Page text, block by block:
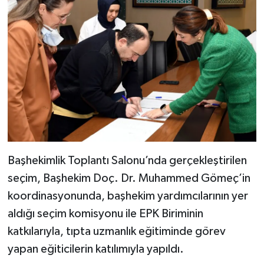
Başhekimlik Toplantı Salonu’nda gerçekleştirilen
seçim, Başhekim Doç. Dr. Muhammed Gömeç’in
koordinasyonunda, başhekim yardımcılarının yer
aldığı seçim komisyonu ile EPK Biriminin
katkılarıyla, tıpta uzmanlık eğitiminde görev
yapan eğiticilerin katılımıyla yapıldı.